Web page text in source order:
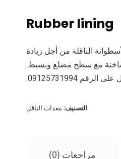
Rubber lining
الناقلة من أجل زيادة
وساخنة مع سطح مضلع وبسيط.
09125731994.
التصنيف: معدات الناقل
مراجعات (0)